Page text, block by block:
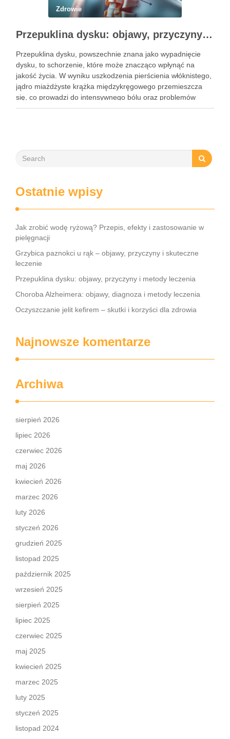
Zdrowie
Przepuklina dysku: objawy, przyczyny i metody leczenia
Przepuklina dysku, powszechnie znana jako wypadnięcie
dysku, to schorzenie, które może znacząco wpłynąć na
jakość życia. W wyniku uszkodzenia pierścienia włóknistego,
jądro miażdżyste krążka międzykręgowego przemieszcza
się, co prowadzi do intensywnego bólu oraz problemów
neurologicznych. Częstość występowania tego schorzenia
Ostatnie wpisy
Jak zrobić wodę ryżową? Przepis, efekty i zastosowanie w
pielęgnacji
Grzybica paznokci u rąk – objawy, przyczyny i skuteczne
leczenie
Przepuklina dysku: objawy, przyczyny i metody leczenia
Choroba Alzheimera: objawy, diagnoza i metody leczenia
Oczyszczanie jelit kefirem – skutki i korzyści dla zdrowia
Najnowsze komentarze
Archiwa
sierpień 2026
lipiec 2026
czerwiec 2026
maj 2026
kwiecień 2026
marzec 2026
luty 2026
styczeń 2026
grudzień 2025
listopad 2025
październik 2025
wrzesień 2025
sierpień 2025
lipiec 2025
czerwiec 2025
maj 2025
kwiecień 2025
marzec 2025
luty 2025
styczeń 2025
listopad 2024